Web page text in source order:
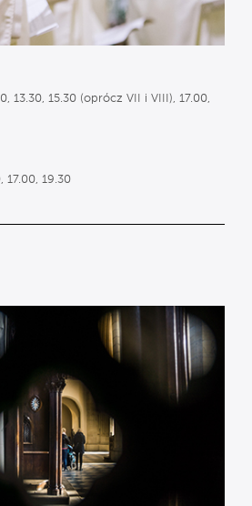
13.30, 15.30 (oprócz VII i VIII), 17.00,
17.00, 19.30